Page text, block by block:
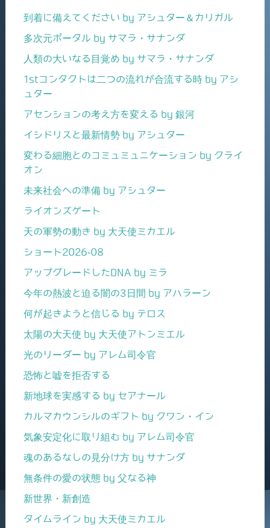
到着に備えてください by アシュター＆カリガル
多次元ポータル by サマラ・サナンダ
人類の大いなる目覚め by サマラ・サナンダ
1stコンタクトは二つの流れが合流する時 by アシ
ュター
アセンションの考え方を変える by 銀河
イシドリスと最新情勢 by アシュター
変わる細胞とのコミュミュニケーション by クライ
オン
未来社会への準備 by アシュター
ライオンズゲート
天の軍勢の動き by 大天使ミカエル
ショート2026-08
アップグレードしたDNA by ミラ
今年の熱波と迫る闇の3日間 by アハラーン
何が起きようと信じる by テロス
太陽の大天使 by 大天使アトンミエル
光のリーダー by アレム司令官
恐怖と嘘を拒否する
新地球を実感する by セアナール
カルマカウンシルのギフト by クワン・イン
気象安定化に取り組む by アレム司令官
魂のあるなしの見分け方 by サナンダ
無条件の愛の状態 by 父なる神
新世界・新創造
タイムライン by 大天使ミカエル